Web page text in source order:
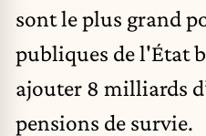
sont le plus grand
publiques de l'État
ajouter 8 milliards
pensions de survie.